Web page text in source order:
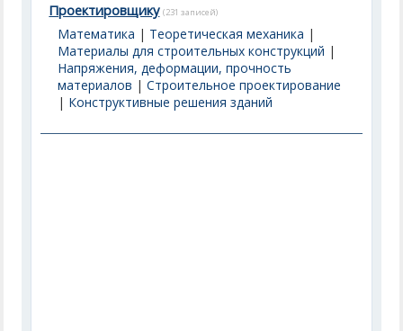
Проектировщику (231 записей)
Математика | Теоретическая механика |
Материалы для строительных конструкций |
Напряжения, деформации, прочность
материалов |Строительное проектирование
| Конструктивные решения зданий